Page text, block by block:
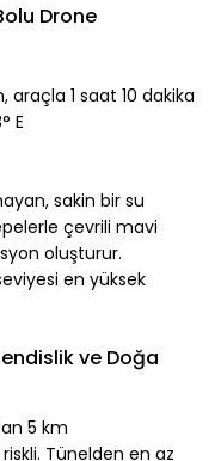
Drone
araçla 1 saat 10 dakika
E
sakin bir su
çevrili mavi
oluşturur.
en yüksek
ve Doğa
5 km
Tünelden en az